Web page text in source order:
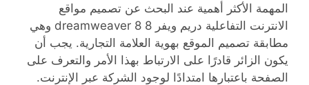
المهمة الأكثر أهمية عند البحث عن تصميم مواقع
الانترنت التفاعلية دريم ويفر 8 dreamweaver 8 وهي
مطابقة تصميم الموقع بهوية العلامة التجارية. يجب أن
يكون الزائر قادرًا على الارتباط بهذا الأمر والتعرف على
الصفحة باعتبارها امتدادًا لوجود الشركة عبر الإنترنت.